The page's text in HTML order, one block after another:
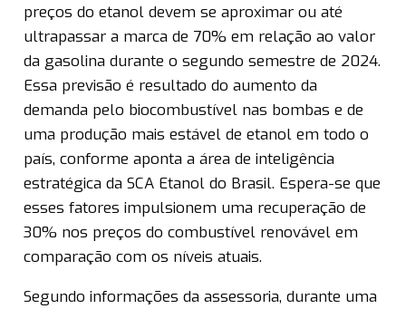
preços do etanol devem se aproximar ou até
ultrapassar a marca de 70% em relação ao valor
da gasolina durante o segundo semestre de 2024.
Essa previsão é resultado do aumento da
demanda pelo biocombustível nas bombas e de
uma produção mais estável de etanol em todo o
país, conforme aponta a área de inteligência
estratégica da SCA Etanol do Brasil. Espera-se que
esses fatores impulsionem uma recuperação de
30% nos preços do combustível renovável em
comparação com os níveis atuais.
Segundo informações da assessoria, durante uma